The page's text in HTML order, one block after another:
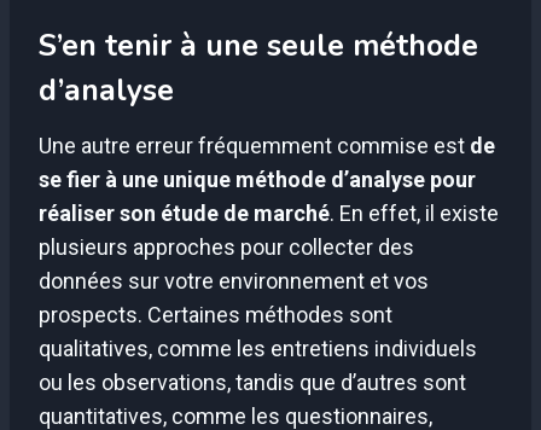
S’en tenir à une seule méthode
d’analyse
Une autre erreur fréquemment commise est de
se fier à une unique méthode d’analyse pour
réaliser son étude de marché. En effet, il existe
plusieurs approches pour collecter des
données sur votre environnement et vos
prospects. Certaines méthodes sont
qualitatives, comme les entretiens individuels
ou les observations, tandis que d’autres sont
quantitatives, comme les questionnaires,